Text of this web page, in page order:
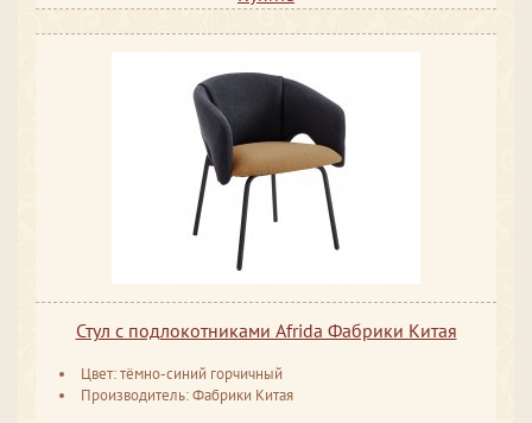
Стул с подлокотниками Afrida Фабрики Китая
Цвет: тёмно-синий горчичный
Производитель: Фабрики Китая